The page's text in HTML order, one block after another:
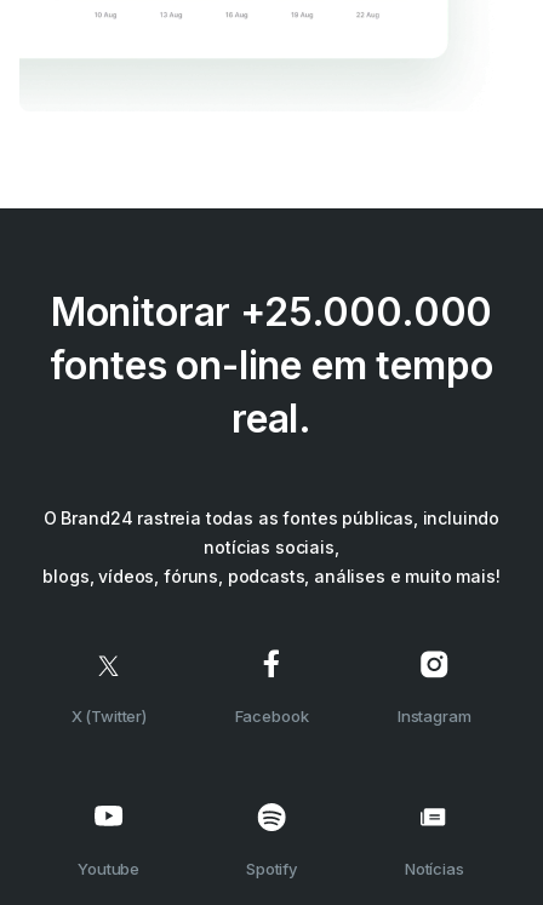
Monitorar +25.000.000
fontes on-line em tempo
real.
O Brand24 rastreia todas as fontes públicas, incluindo
notícias sociais,
blogs, vídeos, fóruns, podcasts, análises e muito mais!
X (Twitter) Facebook Instagram
Youtube Spotify Notícias